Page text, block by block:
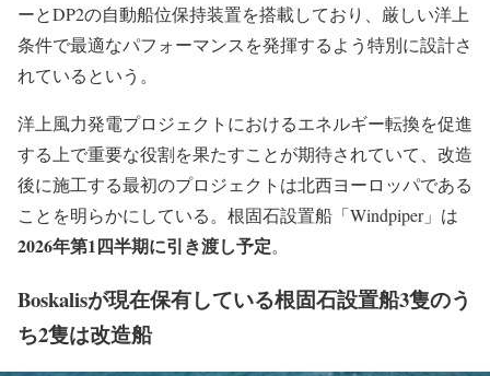
ーとDP2の自動船位保持装置を搭載しており、厳しい洋上
条件で最適なパフォーマンスを発揮するよう特別に設計さ
れているという。
洋上風力発電プロジェクトにおけるエネルギー転換を促進
する上で重要な役割を果たすことが期待されていて、改造
後に施工する最初のプロジェクトは北西ヨーロッパである
ことを明らかにしている。根固石設置船「Windpiper」は
2026年第1四半期に引き渡し予定。
Boskalisが現在保有している根固石設置船3隻のう
ち2隻は改造船